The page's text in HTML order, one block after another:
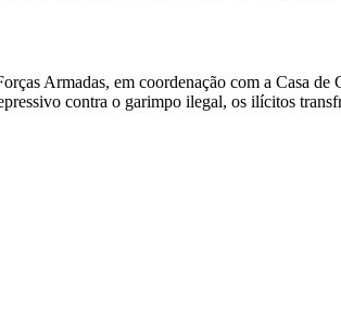
Armadas, em coordenação com a Casa
contra o garimpo ilegal, os ilícitos